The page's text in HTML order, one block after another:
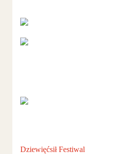
Dziewięćsił Festiwal